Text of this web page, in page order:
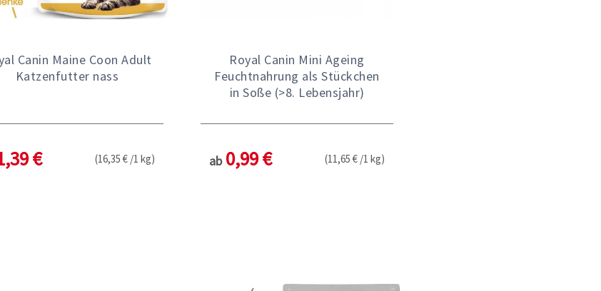
Canin Maine Coon Adult
Katzenfutter nass
€ (16,35 € /1 kg)
Royal Canin Mini Ageing
Feuchtnahrung als Stückchen
in Soße (>8. Lebensjahr)
ab 0,99 € (11,65 € /1 kg)